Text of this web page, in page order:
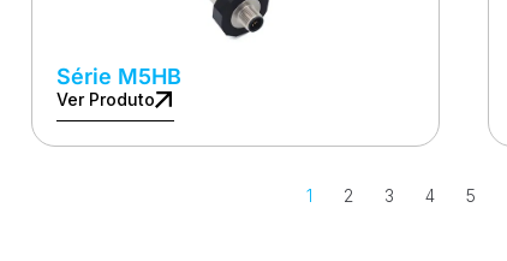
Série M5HB
Ver Produto
1 2 3 4 5